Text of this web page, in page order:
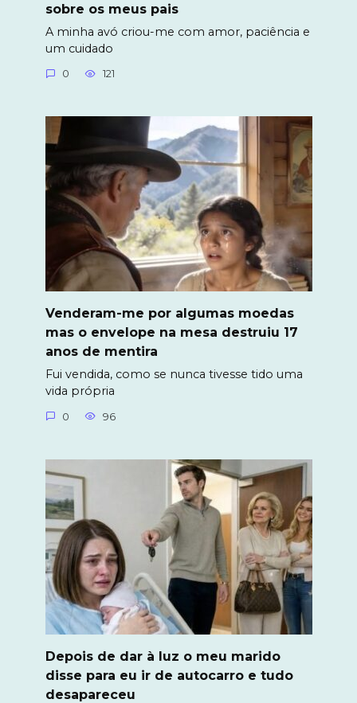
sobre os meus pais
A minha avó criou-me com amor, paciência e
um cuidado
0 121
Venderam-me por algumas moedas
mas o envelope na mesa destruiu 17
anos de mentira
Fui vendida, como se nunca tivesse tido uma
vida própria
0 96
Depois de dar à luz o meu marido
disse para eu ir de autocarro e tudo
desapareceu